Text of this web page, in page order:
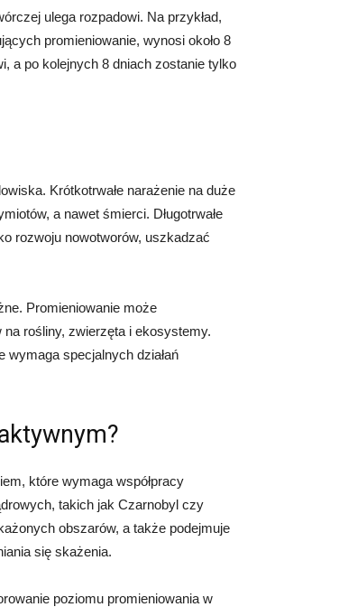
ulega rozpadowi. Na przykład,
promieniowanie, wynosi około 8
a po kolejnych 8 dniach zostanie tylko
Krótkotrwałe narażenie na duże
a nawet śmierci. Długotrwałe
rozwoju nowotworów, uszkadzać
Promieniowanie może
rośliny, zwierzęta i ekosystemy.
wymaga specjalnych działań
które wymaga współpracy
takich jak Czarnobyl czy
obszarów, a także podejmuje
się skażenia.
poziomu promieniowania w